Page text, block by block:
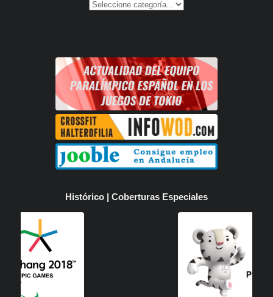
Histórico | Coberturas Especiales